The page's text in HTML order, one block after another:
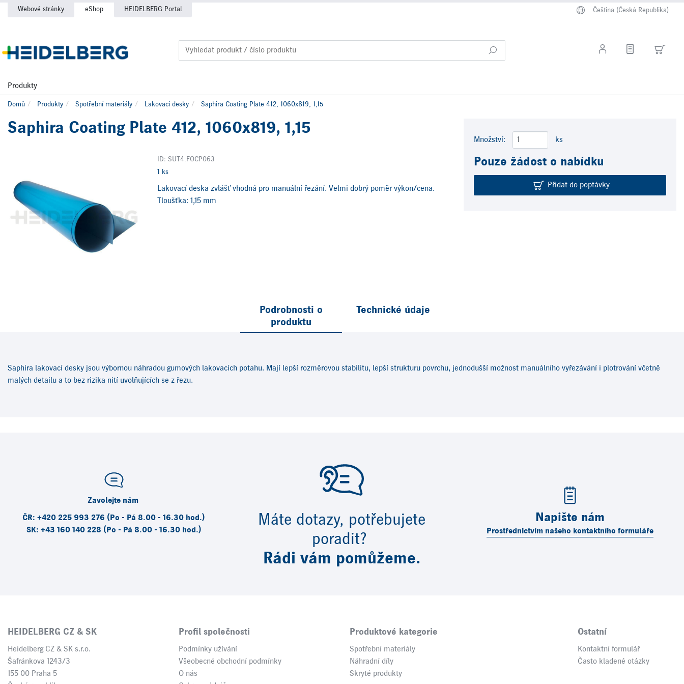
Webové stránky eShop HEIDELBERG Portal
Produkty
Čeština (Česká Republika)
Domů Produkty Spotřební materiály Lakovací desky Saphira Coating Plate 412, 1060x819, 1,15
Saphira Coating Plate 412, 1060x819, 1,15
ID: SUT4.FOCP063
1 ks
Lakovací deska zvlášť vhodná pro manuální řezání. Velmi dobrý poměr výkon/cena.
Tloušťka: 1,15 mm
Množství: ks
Pouze žádost o nabídku
Přidat do poptávky
Podrobnosti o
produktu
Technické údaje
Saphira lakovací desky jsou výbornou náhradou gumových lakovacích potahu. Mají lepší rozměrovou stabilitu, lepší strukturu povrchu, jednodušší možnost manuálního vyřezávání i plotrování včetně
malých detailu a to bez rizika nití uvolňujících se z řezu.
Máte dotazy, potřebujete
poradit?
Rádi vám pomůžeme.
Zavolejte nám
ČR: +420 225 993 276 (Po - Pá 8.00 - 16.30 hod.)
SK: +43 160 140 228 (Po - Pá 8.00 - 16.30 hod.)
Napište nám
Prostřednictvím našeho kontaktního formuláře
HEIDELBERG CZ & SK
Heidelberg CZ & SK s.r.o.
Šafránkova 1243/3
155 00 Praha 5
Profil společnosti
Podmínky užívání
Všeobecné obchodní podmínky
O nás
Produktové kategorie
Spotřební materiály
Náhradní díly
Skryté produkty
Ostatní
Kontaktní formulář
Často kladené otázky